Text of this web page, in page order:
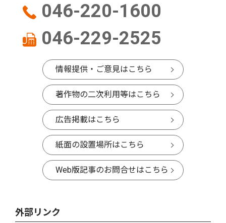
046-220-1600
046-229-2525
情報提供・ご意見はこちら
著作物の二次利用等はこちら
広告掲載はこちら
紙面の設置場所はこちら
Web版記事のお問合せはこちら
外部リンク